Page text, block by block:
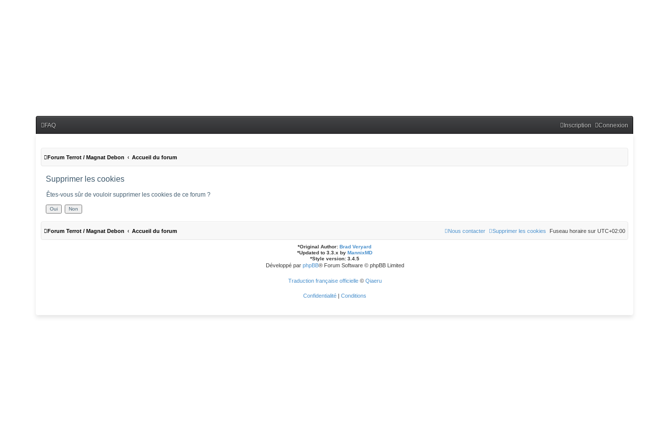
FAQ Connexion
Inscription
Forum Terrot / Magnat Debon Accueil du forum
Supprimer les cookies
Êtes-vous sûr de vouloir supprimer les cookies de ce forum ?
Forum Terrot / Magnat Debon Accueil du forum Fuseau horaire sur UTC+02:00
Supprimer les cookies
Nous contacter
*Original Author: Brad Veryard
*Updated to 3.3.x by MannixMD
*Style version: 3.4.5
Développé par phpBB® Forum Software © phpBB Limited
Traduction française officielle© Qiaeru
Confidentialité | Conditions